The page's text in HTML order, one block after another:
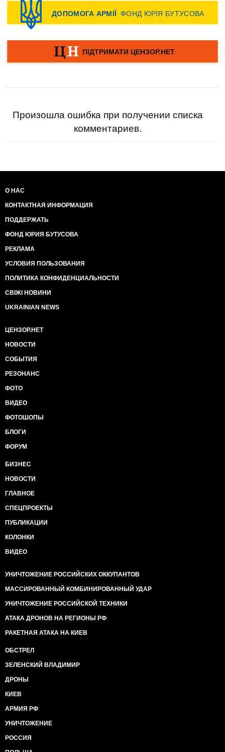
Произошла ошибка при получении списка
комментариев.
О НАС
КОНТАКТНАЯ ИНФОРМАЦИЯ
ПОДДЕРЖАТЬ
ФОНД ЮРИЯ БУТУСОВА
РЕКЛАМА
УСЛОВИЯ ПОЛЬЗОВАНИЯ
ПОЛИТИКА КОНФИДЕНЦИАЛЬНОСТИ
СВІЖІ НОВИНИ
UKRAINIAN NEWS
ЦЕНЗОР.НЕТ
НОВОСТИ
СОБЫТИЯ
РЕЗОНАНС
ФОТО
ВИДЕО
ФОТОШОПЫ
БЛОГИ
ФОРУМ
БИЗНЕС
НОВОСТИ
ГЛАВНОЕ
СПЕЦПРОЕКТЫ
ПУБЛИКАЦИИ
КОЛОНКИ
ВИДЕО
УНИЧТОЖЕНИЕ РОССИЙСКИХ ОККУПАНТОВ
МАССИРОВАННЫЙ КОМБИНИРОВАННЫЙ УДАР
УНИЧТОЖЕНИЕ РОССИЙСКОЙ ТЕХНИКИ
АТАКА ДРОНОВ НА РЕГИОНЫ РФ
РАКЕТНАЯ АТАКА НА КИЕВ
ОБСТРЕЛ
ЗЕЛЕНСКИЙ ВЛАДИМИР
ДРОНЫ
КИЕВ
АРМИЯ РФ
УНИЧТОЖЕНИЕ
РОССИЯ